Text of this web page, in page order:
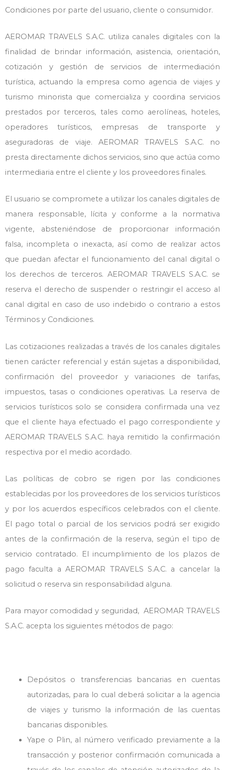
Condiciones por parte del usuario, cliente o consumidor.
AEROMAR TRAVELS S.A.C. utiliza canales digitales con la
finalidad de brindar información, asistencia, orientación,
cotización y gestión de servicios de intermediación
turística, actuando la empresa como agencia de viajes y
turismo minorista que comercializa y coordina servicios
prestados por terceros, tales como aerolíneas, hoteles,
operadores turísticos, empresas de transporte y
aseguradoras de viaje. AEROMAR TRAVELS S.A.C. no
presta directamente dichos servicios, sino que actúa como
intermediaria entre el cliente y los proveedores finales.
El usuario se compromete a utilizar los canales digitales de
manera responsable, lícita y conforme a la normativa
vigente, absteniéndose de proporcionar información
falsa, incompleta o inexacta, así como de realizar actos
que puedan afectar el funcionamiento del canal digital o
los derechos de terceros. AEROMAR TRAVELS S.A.C. se
reserva el derecho de suspender o restringir el acceso al
canal digital en caso de uso indebido o contrario a estos
Términos y Condiciones.
Las cotizaciones realizadas a través de los canales digitales
tienen carácter referencial y están sujetas a disponibilidad,
confirmación del proveedor y variaciones de tarifas,
impuestos, tasas o condiciones operativas. La reserva de
servicios turísticos solo se considera confirmada una vez
que el cliente haya efectuado el pago correspondiente y
AEROMAR TRAVELS S.A.C. haya remitido la confirmación
respectiva por el medio acordado.
Las políticas de cobro se rigen por las condiciones
establecidas por los proveedores de los servicios turísticos
y por los acuerdos específicos celebrados con el cliente.
El pago total o parcial de los servicios podrá ser exigido
antes de la confirmación de la reserva, según el tipo de
servicio contratado. El incumplimiento de los plazos de
pago faculta a AEROMAR TRAVELS S.A.C. a cancelar la
solicitud o reserva sin responsabilidad alguna.
Para mayor comodidad y seguridad, AEROMAR TRAVELS
S.A.C. acepta los siguientes métodos de pago:
Depósitos o transferencias bancarias en cuentas
autorizadas, para lo cual deberá solicitar a la agencia
de viajes y turismo la información de las cuentas
bancarias disponibles.
Yape o Plin, al número verificado previamente a la
transacción y posterior confirmación comunicada a